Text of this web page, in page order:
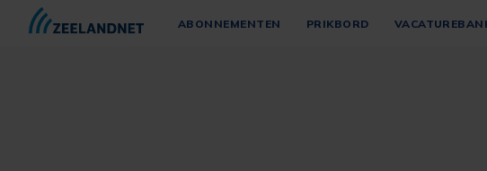
ABONNEMENTEN PRIKBORD